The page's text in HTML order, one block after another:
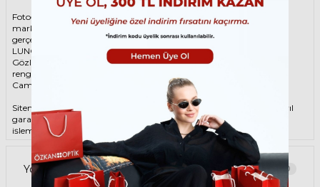
Fotoğraftaki Gözlük Çerçevesi kutusu gösterim amaçlı olup
markanın orijinal alternatiflerinden gönderim
gerçekleştirilebilmektedir.
LUNOR Unisex Kahverengi Gözlük ÇerçevesiLUNOR A5 226 03 48
Gözlük Çerçevesi çerçeve şekli Oval, hammaddesi Asetat, çerçeve
rengi Kahverengi renktir.
Camlar %100 korumalı renkli camların materyali ‘dir.
Sitemizden alacağınız LUNOR Gözlük Çerçevesi %100 orijinal ve 2 yıl
garantilidir. Garanti kapsamındaki tüm parça değişim ve tamir
işlemlerini
ÖZKAN OPTİK
mağazalarından ücretsiz olarak destek
Garanti kapsamı dışındaki tüm parça değişim ve tamir işlemleri için
parça ücreti karşılığında ömür boyu Özkan Optik mağazalarından
Yorumlar 0